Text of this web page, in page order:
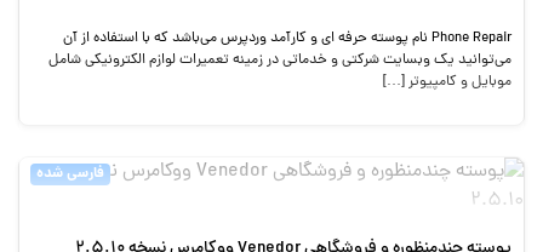
Phone Repair نام پوسته حرفه ای و کارآمد وردپرس می‌باشد که با استفاده از آن
می‌توانید یک وبسایت شرکتی و خدماتی در زمینه تعمیرات لوازم الکترونیکی شامل
موبایل و کامپیوتر […]
فارسی شده